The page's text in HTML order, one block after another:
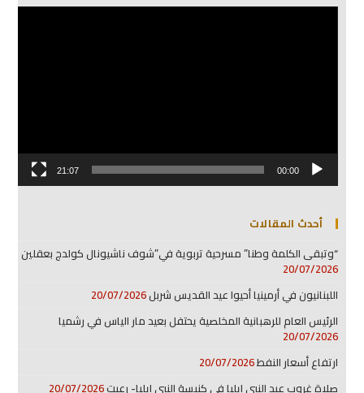
مشغل
00:00
21:07
أحدث المقالات
“وتبقى الكلمة وطنا” مسرحية تربوية في”شوف ناشيونال كولدج بعقلين
20/07/2026
اللبنانيون في أرمينيا أحيوا عيد القديس شربل20/07/2026
الرئيس العام للرهبانية المخلصية يحتفل بعيد مار الياس في رشميا
20/07/2026
ارتفاع أسعار النفط20/07/2026
صلاة غروب عيد النبي إيليا في كنيسة النبي إيليا- رعيت20/07/2026